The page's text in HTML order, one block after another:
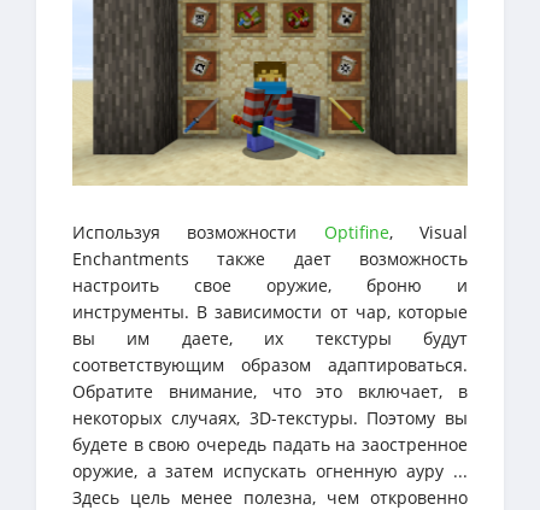
Используя возможности Optifine, Visual
Enchantments также дает возможность
настроить свое оружие, броню и
инструменты. В зависимости от чар, которые
вы им даете, их текстуры будут
соответствующим образом адаптироваться.
Обратите внимание, что это включает, в
некоторых случаях, 3D-текстуры. Поэтому вы
будете в свою очередь падать на заостренное
оружие, а затем испускать огненную ауру ...
Здесь цель менее полезна, чем откровенно